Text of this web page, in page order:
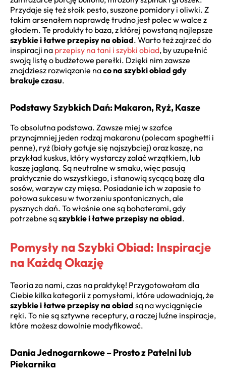
Przydaje się też słoik pesto, suszone pomidory i oliwki. Z
takim arsenałem naprawdę trudno jest polec w walce z
głodem. Te produkty to baza, z której powstaną najlepsze
szybkie i łatwe przepisy na obiad. Warto też zajrzeć do
inspiracji na przepisy na tani i szybki obiad, by uzupełnić
swoją listę o budżetowe perełki. Dzięki nim zawsze
znajdziesz rozwiązanie naco na szybki obiad gdy
brakuje czasu.
Podstawy Szybkich Dań: Makaron, Ryż, Kasze
To absolutna podstawa. Zawsze miej w szafce
przynajmniej jeden rodzaj makaronu (polecam spaghetti i
penne), ryż (biały gotuje się najszybciej) oraz kaszę, na
przykład kuskus, który wystarczy zalać wrzątkiem, lub
kaszę jaglaną. Są neutralne w smaku, więc pasują
praktycznie do wszystkiego, i stanowią sycącą bazę dla
sosów, warzyw czy mięsa. Posiadanie ich w zapasie to
połowa sukcesu w tworzeniu spontanicznych, ale
pysznych dań. To właśnie one są bohaterami, gdy
potrzebne sąszybkie i łatwe przepisy na obiad.
Pomysły na Szybki Obiad: Inspiracje
na Każdą Okazję
Teoria za nami, czas na praktykę! Przygotowałam dla
Ciebie kilka kategorii z pomysłami, które udowadniają, że
szybkie i łatwe przepisy na obiad są na wyciągnięcie
ręki. To nie są sztywne receptury, a raczej luźne inspiracje,
które możesz dowolnie modyfikować.
Dania Jednogarnkowe – Prosto z Patelni lub
Piekarnika